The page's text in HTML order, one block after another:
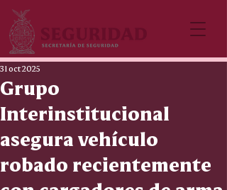
Grupo
Interinstitucional
asegura vehículo
robado recientemente
31 oct 2025